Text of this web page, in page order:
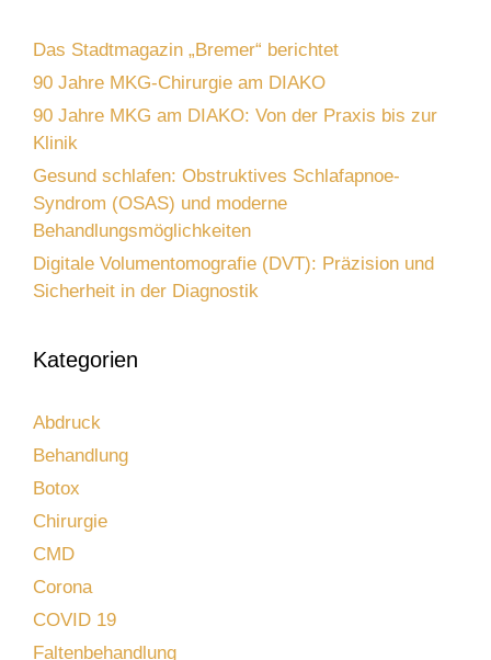
Das Stadtmagazin „Bremer“ berichtet
90 Jahre MKG-Chirurgie am DIAKO
90 Jahre MKG am DIAKO: Von der Praxis bis zur
Klinik
Gesund schlafen: Obstruktives Schlafapnoe-
Syndrom (OSAS) und moderne
Behandlungsmöglichkeiten
Digitale Volumentomografie (DVT): Präzision und
Sicherheit in der Diagnostik
Kategorien
Abdruck
Behandlung
Botox
Chirurgie
CMD
Corona
COVID 19
Faltenbehandlung